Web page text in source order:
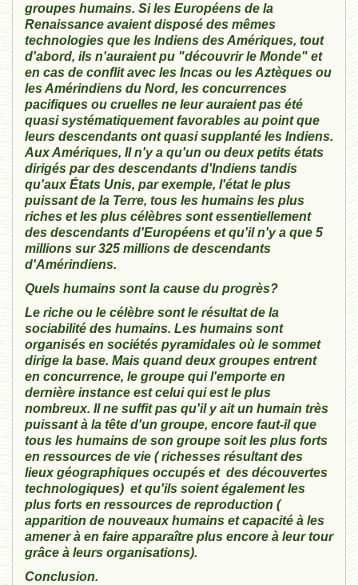
groupes humains. Si les Européens de la
Renaissance avaient disposé des mêmes
technologies que les Indiens des Amériques, tout
d'abord, ils n'auraient pu "découvrir le Monde" et
en cas de conflit avec les Incas ou les Aztèques ou
les Amérindiens du Nord, les concurrences
pacifiques ou cruelles ne leur auraient pas été
quasi systématiquement favorables au point que
leurs descendants ont quasi supplanté les Indiens.
Aux Amériques, ll n'y a qu'un ou deux petits états
dirigés par des descendants d'Indiens tandis
qu'aux États Unis, par exemple, l'état le plus
puissant de la Terre, tous les humains les plus
riches et les plus célèbres sont essentiellement
des descendants d'Européens et qu'il n'y a que 5
millions sur 325 millions de descendants
d'Amérindiens.
Quels humains sont la cause du progrès?
Le riche ou le célèbre sont le résultat de la
sociabilité des humains. Les humains sont
organisés en sociétés pyramidales où le sommet
dirige la base. Mais quand deux groupes entrent
en concurrence, le groupe qui l'emporte en
dernière instance est celui qui est le plus
nombreux. Il ne suffit pas qu'il y ait un humain très
puissant à la tête d'un groupe, encore faut-il que
tous les humains de son groupe soit les plus forts
en ressources de vie ( richesses résultant des
lieux géographiques occupés et des découvertes
technologiques) et qu'ils soient également les
plus forts en ressources de reproduction (
apparition de nouveaux humains et capacité à les
amener à en faire apparaître plus encore à leur tour
grâce à leurs organisations).
Conclusion.